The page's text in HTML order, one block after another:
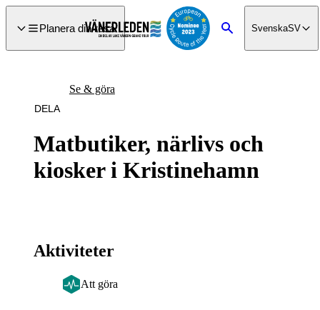
till
Planera din resa
Sök SvenskaSV
Matbutiker, närlivs och
kiosker i Kristinehamn
Se & göra
DELA
Aktiviteter
Att göra